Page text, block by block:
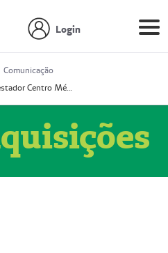
Login
Comunicação
Prestador Centro Médico Vitória Ltda, 51004350-4: Centro Médico Vitória Ltda (Nome Fantasia: Policlínica Master)